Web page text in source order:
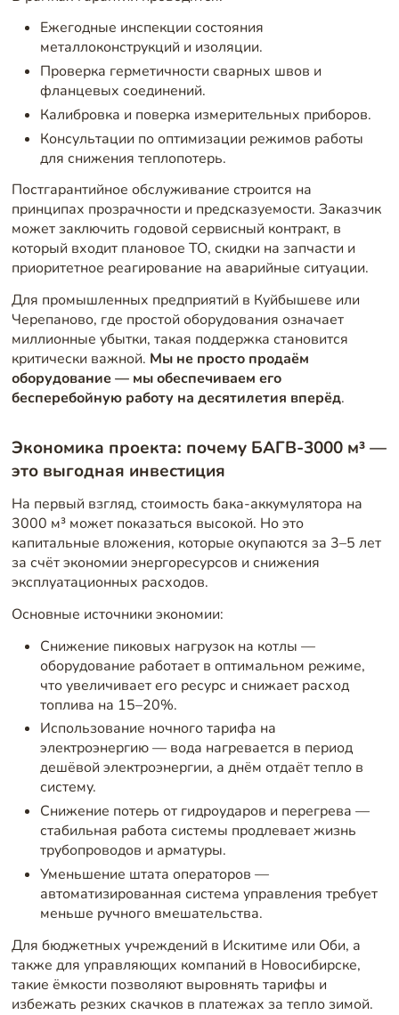
Ежегодные инспекции состояния
металлоконструкций и изоляции.
Проверка герметичности сварных швов и
фланцевых соединений.
Калибровка и поверка измерительных приборов.
Консультации по оптимизации режимов работы
для снижения теплопотерь.
Постгарантийное обслуживание строится на
принципах прозрачности и предсказуемости. Заказчик
может заключить годовой сервисный контракт, в
который входит плановое ТО, скидки на запчасти и
приоритетное реагирование на аварийные ситуации.
Для промышленных предприятий в Куйбышеве или
Черепаново, где простой оборудования означает
миллионные убытки, такая поддержка становится
критически важной. Мы не просто продаём
оборудование — мы обеспечиваем его
бесперебойную работу на десятилетия вперёд.
Экономика проекта: почему БАГВ-3000 м³ —
это выгодная инвестиция
На первый взгляд, стоимость бака-аккумулятора на
3000 м³ может показаться высокой. Но это
капитальные вложения, которые окупаются за 3–5 лет
за счёт экономии энергоресурсов и снижения
эксплуатационных расходов.
Основные источники экономии:
Снижение пиковых нагрузок на котлы —
оборудование работает в оптимальном режиме,
что увеличивает его ресурс и снижает расход
топлива на 15–20%.
Использование ночного тарифа на
электроэнергию — вода нагревается в период
дешёвой электроэнергии, а днём отдаёт тепло в
систему.
Снижение потерь от гидроударов и перегрева —
стабильная работа системы продлевает жизнь
трубопроводов и арматуры.
Уменьшение штата операторов —
автоматизированная система управления требует
меньше ручного вмешательства.
Для бюджетных учреждений в Искитиме или Оби, а
также для управляющих компаний в Новосибирске,
такие ёмкости позволяют выровнять тарифы и
избежать резких скачков в платежах за тепло зимой.